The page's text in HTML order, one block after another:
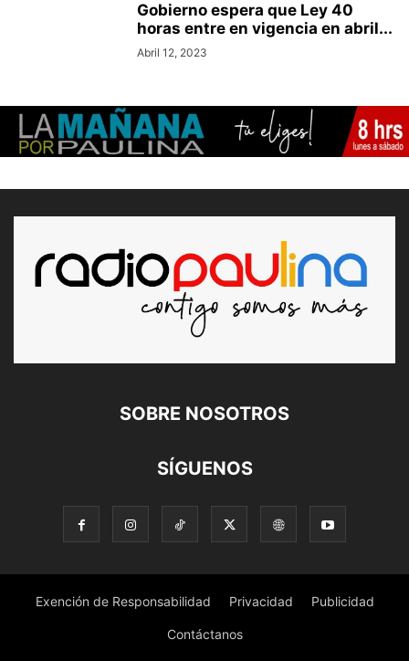
Gobierno espera que Ley 40
horas entre en vigencia en abril...
Abril 12, 2023
SOBRE NOSOTROS
SÍGUENOS
Exención de Responsabilidad Privacidad Publicidad
Contáctanos